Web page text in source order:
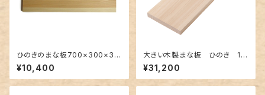
ひのきのまな板700×300×30
mm裏に節あり一枚板
¥10,400
大きい木製まな板 ひのき 10
00×400×30mm 裏に節あ
り 一枚板
¥31,200